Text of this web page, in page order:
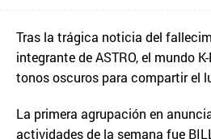
Tras la trágica noticia del
integrante de ASTRO, el mundo
tonos oscuros para compartir el
La primera agrupación en
actividades de la semana fue